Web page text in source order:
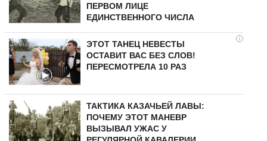
ПЕРВОМ ЛИЦЕ
ЕДИНСТВЕННОГО ЧИСЛА
i
ЭТОТ ТАНЕЦ НЕВЕСТЫ
ОСТАВИТ ВАС БЕЗ СЛОВ!
ПЕРЕСМОТРЕЛА 10 РАЗ
ТАКТИКА КАЗАЧЬЕЙ ЛАВЫ:
ПОЧЕМУ ЭТОТ МАНЕВР
ВЫЗЫВАЛ УЖАС У